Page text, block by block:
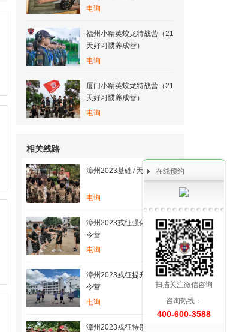
电询
福州小精英蛟龙特战营（21
天好习惯养成营）
电询
厦门小精英蛟龙特战营（21
天好习惯养成营）
电询
相关线路
漳州2023基础7天夏令营
电询
漳州2023戎征强化21天夏
令营
电询
漳州2023戎征提升28天夏
令营
电询
漳州2023戎征特别35天夏
在线预约
扫描关注微信咨询
咨询热线：
400-600-3588